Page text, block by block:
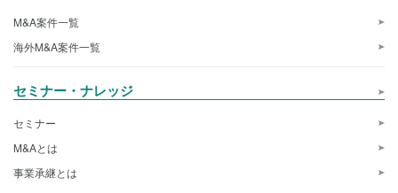
M&A案件一覧
海外M&A案件一覧
セミナー・ナレッジ
セミナー
M&Aとは
事業承継とは